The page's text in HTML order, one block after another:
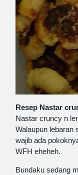
Resep Nastar
Nastar cruncy n
Walaupun lebaran
wajib ada
WFH eheheh.
Bundaku sedang